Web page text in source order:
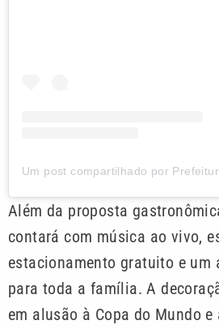
Além da proposta
contará com música ao vivo,
estacionamento gratuito e um
para toda a família. A
em alusão à Copa do Mundo